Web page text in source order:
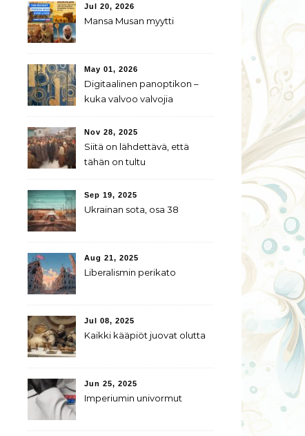
Jul 20, 2026
Mansa Musan myytti
May 01, 2026
Digitaalinen panoptikon –
kuka valvoo valvojia
Nov 28, 2025
Siitä on lähdettävä, että
tähän on tultu
Sep 19, 2025
Ukrainan sota, osa 38
Aug 21, 2025
Liberalismin perikato
Jul 08, 2025
Kaikki kääpiöt juovat olutta
Jun 25, 2025
Imperiumin univormut